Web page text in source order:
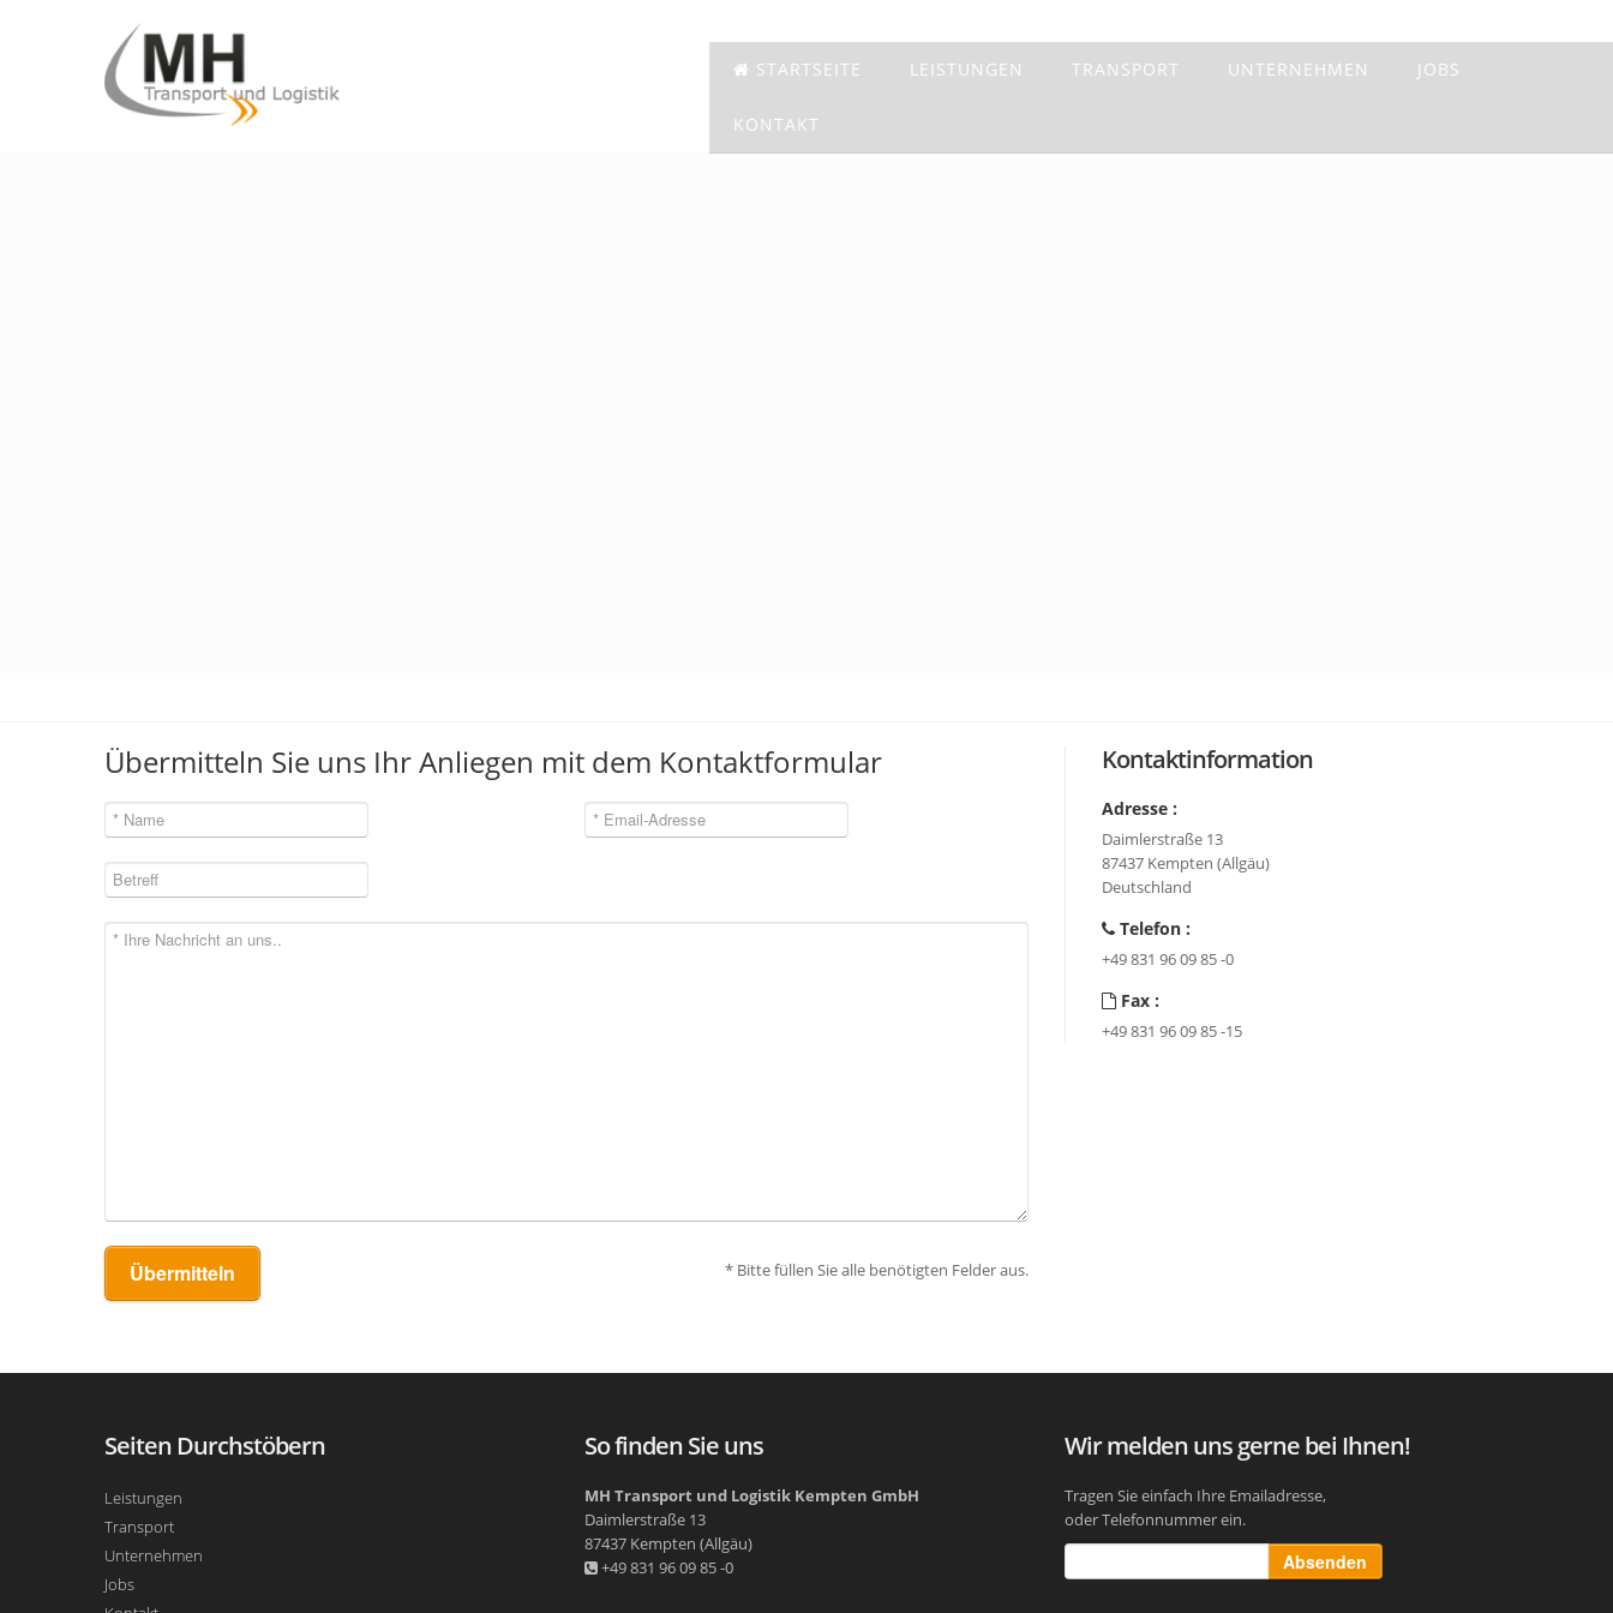
STARTSEITE LEISTUNGEN TRANSPORT UNTERNEHMEN JOBS
KONTAKT
Übermitteln Sie uns Ihr Anliegen mit dem Kontaktformular
Übermitteln * Bitte füllen Sie alle benötigten Felder aus.
Kontaktinformation
Adresse :
Daimlerstraße 13
87437 Kempten (Allgäu)
Deutschland
Telefon :
+49 831 96 09 85 -0
Fax :
+49 831 96 09 85 -15
Seiten Durchstöbern
Leistungen
Transport
Unternehmen
Jobs
So finden Sie uns
MH Transport und Logistik Kempten GmbH
Daimlerstraße 13
87437 Kempten (Allgäu)
+49 831 96 09 85 -0
Wir melden uns gerne bei Ihnen!
Tragen Sie einfach Ihre Emailadresse,
oder Telefonnummer ein.
Absenden